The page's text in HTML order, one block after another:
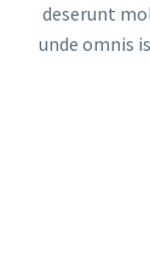
deserunt
unde omnis